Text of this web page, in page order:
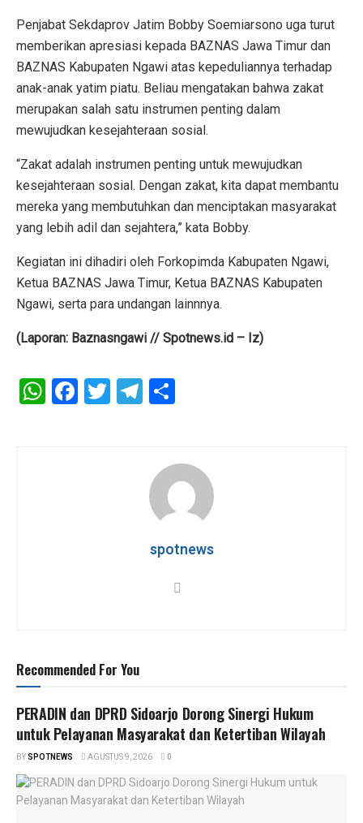
Penjabat Sekdaprov Jatim Bobby Soemiarsono uga turut
memberikan apresiasi kepada BAZNAS Jawa Timur dan
BAZNAS Kabupaten Ngawi atas kepeduliannya terhadap
anak-anak yatim piatu. Beliau mengatakan bahwa zakat
merupakan salah satu instrumen penting dalam
mewujudkan kesejahteraan sosial.
“Zakat adalah instrumen penting untuk mewujudkan
kesejahteraan sosial. Dengan zakat, kita dapat membantu
mereka yang membutuhkan dan menciptakan masyarakat
yang lebih adil dan sejahtera,” kata Bobby.
Kegiatan ini dihadiri oleh Forkopimda Kabupaten Ngawi,
Ketua BAZNAS Jawa Timur, Ketua BAZNAS Kabupaten
Ngawi, serta para undangan lainnnya.
(Laporan: Baznasngawi // Spotnews.id – Iz)
W
h
F
a
T
wi
T
el
gr
a
m
e
spotnews
Recommended For You
PERADIN dan DPRD Sidoarjo Dorong Sinergi Hukum
untuk Pelayanan Masyarakat dan Ketertiban Wilayah
BYSPOTNEWS AGUSTUS 9, 2026 0